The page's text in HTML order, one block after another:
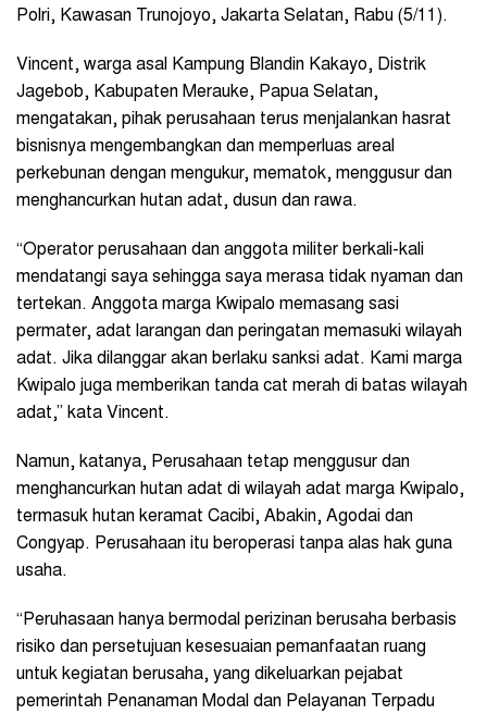
Polri, Kawasan Trunojoyo, Jakarta Selatan, Rabu (5/11).
Vincent, warga asal Kampung Blandin Kakayo, Distrik
Jagebob, Kabupaten Merauke, Papua Selatan,
mengatakan, pihak perusahaan terus menjalankan hasrat
bisnisnya mengembangkan dan memperluas areal
perkebunan dengan mengukur, mematok, menggusur dan
menghancurkan hutan adat, dusun dan rawa.
“Operator perusahaan dan anggota militer berkali-kali
mendatangi saya sehingga saya merasa tidak nyaman dan
tertekan. Anggota marga Kwipalo memasang sasi
permater, adat larangan dan peringatan memasuki wilayah
adat. Jika dilanggar akan berlaku sanksi adat. Kami marga
Kwipalo juga memberikan tanda cat merah di batas wilayah
adat,” kata Vincent.
Namun, katanya, Perusahaan tetap menggusur dan
menghancurkan hutan adat di wilayah adat marga Kwipalo,
termasuk hutan keramat Cacibi, Abakin, Agodai dan
Congyap. Perusahaan itu beroperasi tanpa alas hak guna
usaha.
“Peruhasaan hanya bermodal perizinan berusaha berbasis
risiko dan persetujuan kesesuaian pemanfaatan ruang
untuk kegiatan berusaha, yang dikeluarkan pejabat
pemerintah Penanaman Modal dan Pelayanan Terpadu